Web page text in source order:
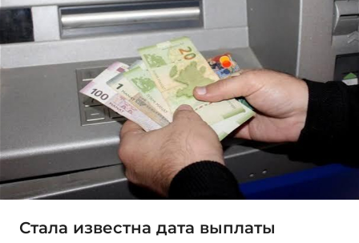
Стала известна дата выплаты